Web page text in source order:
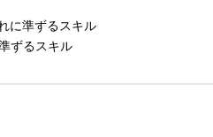
に準ずるスキル
ずるスキル